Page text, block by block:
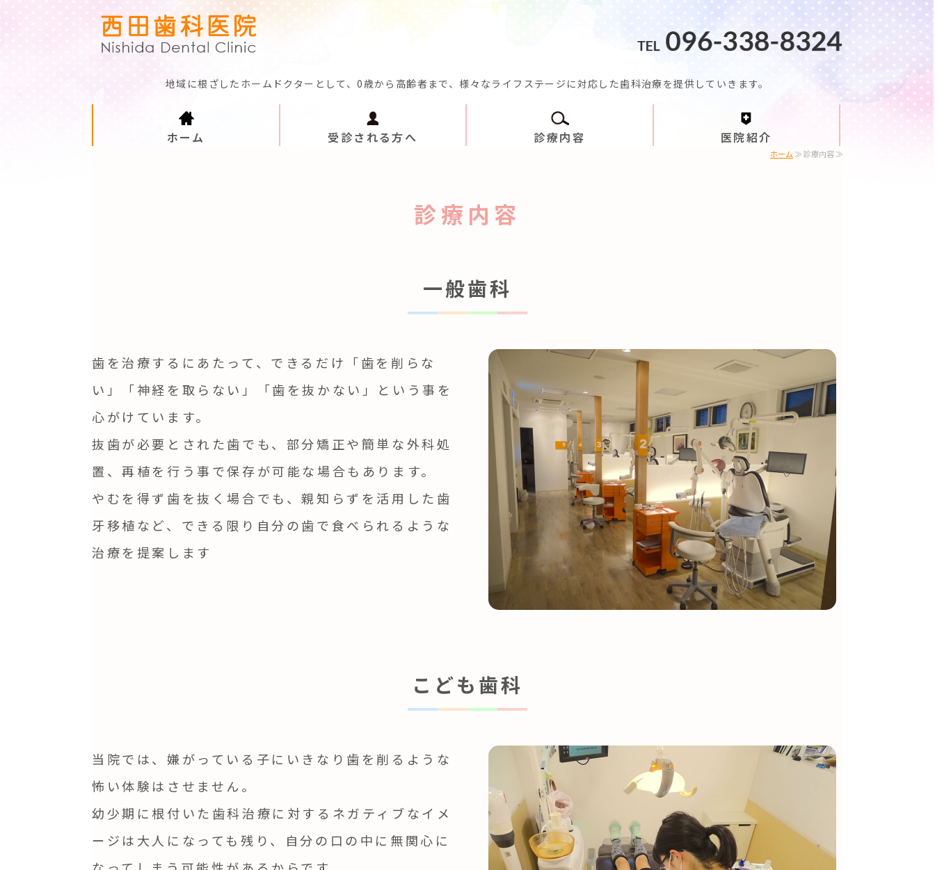
熊本市北区清水新地の歯医者なら西田歯科医院
地域に根ざしたホームドクターとして、0歳から高齢者まで、様々なライフステージに対応した歯科治療を提供していきます。
ホーム 受診される方へ 診療内容 医院紹介
ホーム ≫ 診療内容 ≫
診療内容
一般歯科
歯を治療するにあたって、できるだけ「歯を削らな
い」「神経を取らない」「歯を抜かない」という事を
心がけています。
抜歯が必要とされた歯でも、部分矯正や簡単な外科処
置、再植を行う事で保存が可能な場合もあります。
やむを得ず歯を抜く場合でも、親知らずを活用した歯
牙移植など、できる限り自分の歯で食べられるような
治療を提案します
こども歯科
当院では、嫌がっている子にいきなり歯を削るような
怖い体験はさせません。
幼少期に根付いた歯科治療に対するネガティブなイメ
ージは大人になっても残り、自分の口の中に無関心に